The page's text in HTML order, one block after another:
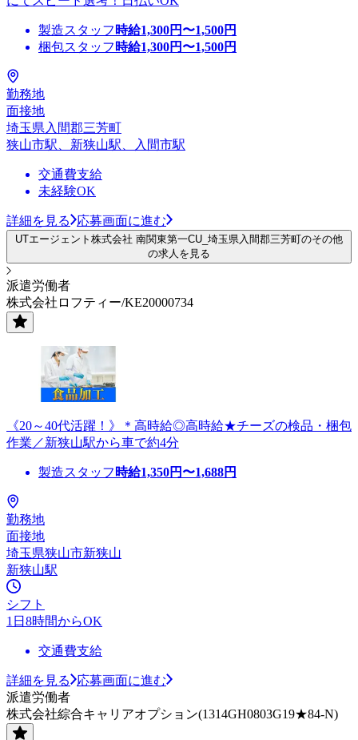
製造スタッフ 時給1,300円〜1,500円
梱包スタッフ 時給1,300円〜1,500円
勤務地
面接地
埼玉県入間郡三芳町
狭山市駅、新狭山駅、入間市駅
交通費支給
未経験OK
詳細を見る 応募画面に進む
UTエージェント株式会社 南関東第一CU_埼玉県入間郡三芳町のその他
の求人を見る
派遣労働者
株式会社ロフティー/KE20000734
《20～40代活躍！》＊高時給◎高時給★チーズの検品・梱包
作業／新狭山駅から車で約4分
製造スタッフ 時給1,350円〜1,688円
勤務地
面接地
埼玉県狭山市新狭山
新狭山駅
シフト
1日8時間からOK
交通費支給
詳細を見る
応募画面に進む
派遣労働者
株式会社綜合キャリアオプション(1314GH0803G19★84-N)